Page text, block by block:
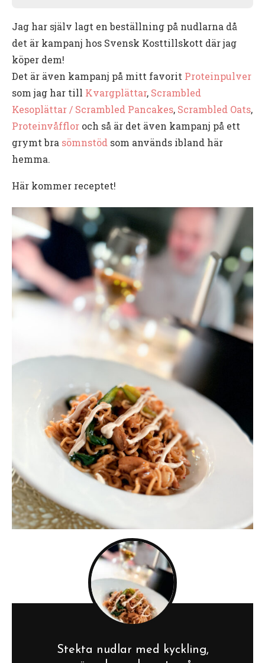
Jag har själv lagt en beställning på nudlarna då
det är kampanj hos Svensk Kosttillskott där jag
köper dem!
Det är även kampanj på mitt favorit Proteinpulver
som jag har till Kvargplättar, Scrambled
Kesoplättar / Scrambled Pancakes, Scrambled Oats,
Proteinvåfflor och så är det även kampanj på ett
grymt bra sömnstöd som används ibland här
hemma.
Här kommer receptet!
Stekta nudlar med kyckling,